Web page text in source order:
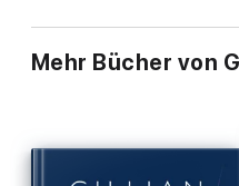
Mehr Bücher von